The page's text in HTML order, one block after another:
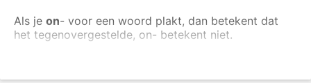
Als je on- voor een woord plakt, dan betekent dat
het tegenovergestelde, on- betekent niet.